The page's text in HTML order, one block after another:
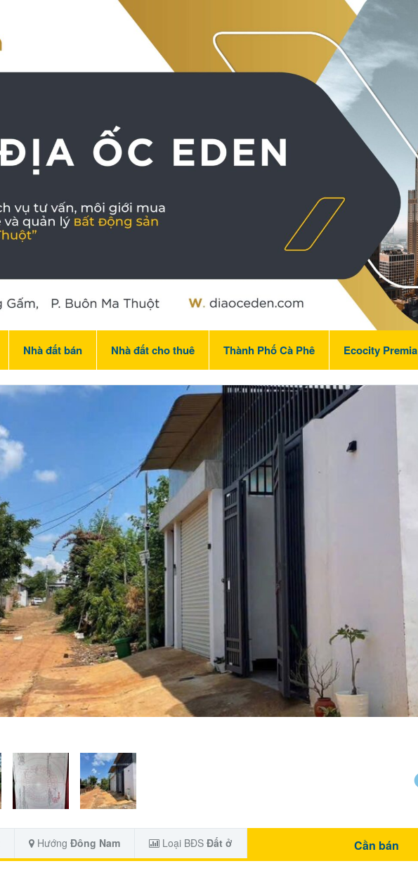
Nhà đất bán Nhà đất cho thuê Thành Phố Cà Phê Ecocity Premia
Hướng Đông Nam Loại BĐS Đất ở Cần bán